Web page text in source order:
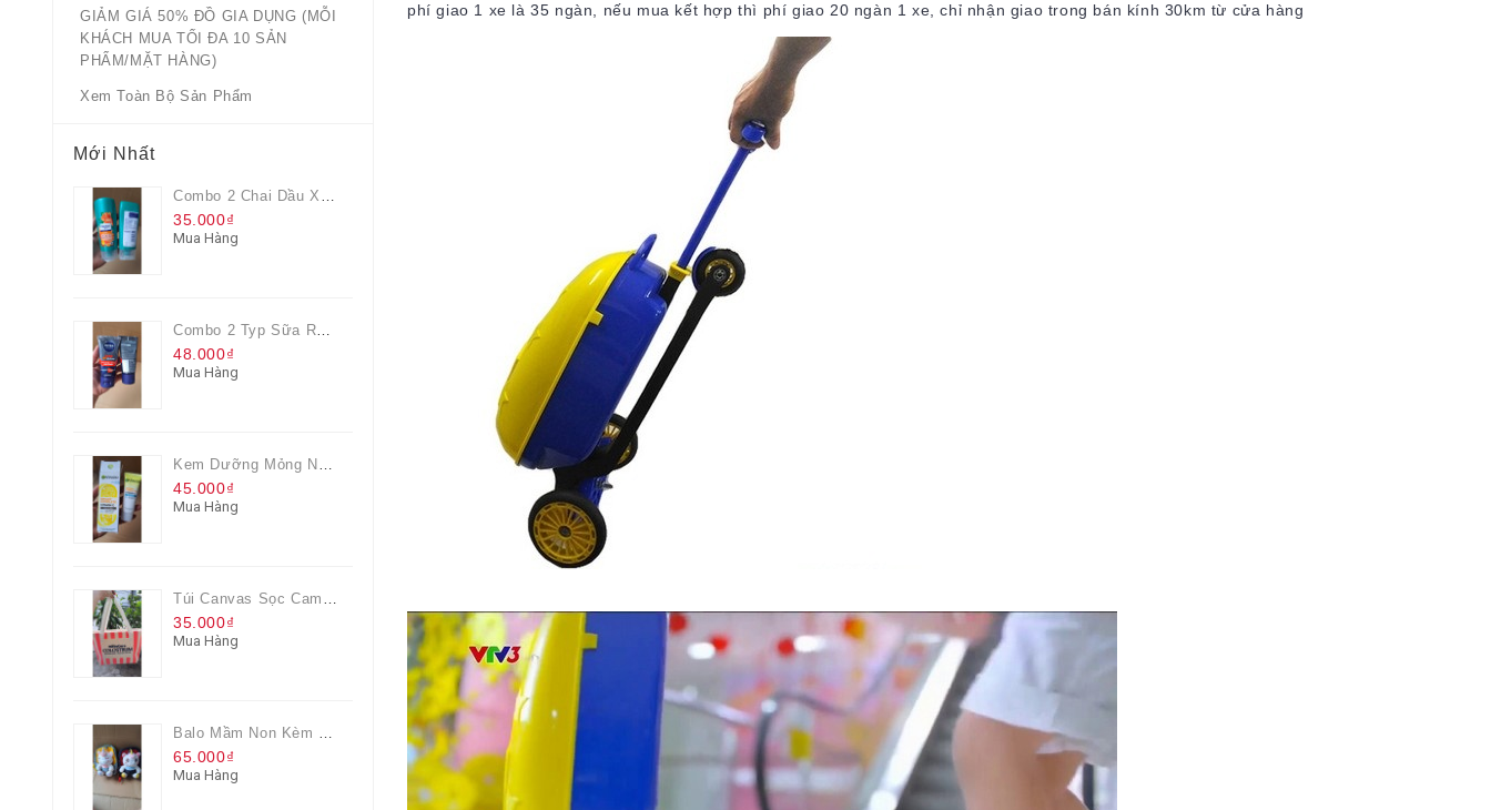
GIẢM GIÁ 50% ĐỒ GIA DỤNG (MỖI
KHÁCH MUA TỐI ĐA 10 SẢN
PHẨM/MẶT HÀNG)
Xem Toàn Bộ Sản Phẩm
Mới Nhất
Combo 2 Chai Dầu Xả Rejoice 3IN1 Siêu Mềm Mượt Chai 60ML
35.000₫
Mua Hàng
Combo 2 Typ Sữa Rửa Mặt Nivea Men Giúp Giảm Mụn, Giảm Hư Tổn Da
48.000₫
Mua Hàng
Kem Dưỡng Mỏng Nhẹ Cấp Ẩm & Sáng Da Vitamin C 20ml
45.000₫
Mua Hàng
Túi Canvas Sọc Cam Có Dây Kéo
35.000₫
Mua Hàng
Balo Mầm Non Kèm Thú Bông Cho Bé
65.000₫
Mua Hàng
phí giao 1 xe là 35 ngàn, nếu mua kết hợp thì phí giao 20 ngàn 1 xe, chỉ nhận giao trong bán kính 30km từ cửa hàng